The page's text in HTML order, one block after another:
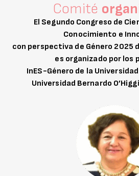
Comité
El Segundo Congreso de
Conocimiento e
con perspectiva de Género 2025
es organizado por los
InES-Género de la
Universidad Bernardo